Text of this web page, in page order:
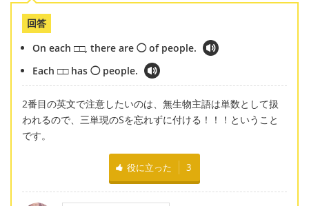
回答
On each □□, there are ◯ of people.
Each □□ has ◯ people.
2番目の英文で注意したいのは、無生物主語は単数として扱
われるので、三単現のSを忘れずに付ける！！！ということ
です。
役に立った 3